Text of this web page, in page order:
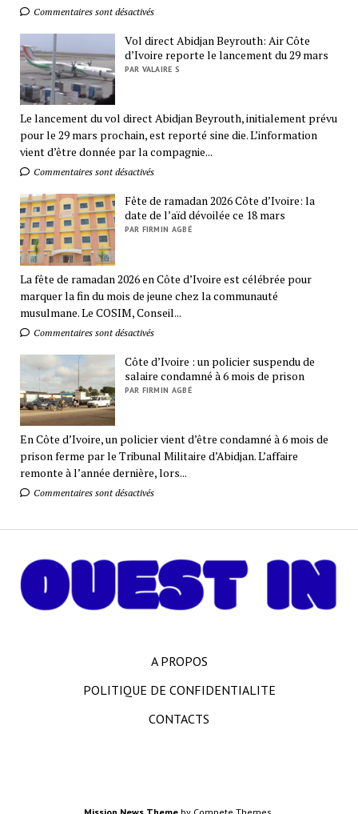
Commentaires sont désactivés
Vol direct Abidjan Beyrouth: Air Côte
d’Ivoire reporte le lancement du 29 mars
PAR VALAIRE S
Le lancement du vol direct Abidjan Beyrouth, initialement prévu
pour le 29 mars prochain, est reporté sine die. L’information
vient d’être donnée par la compagnie...
Commentaires sont désactivés
Fête de ramadan 2026 Côte d’Ivoire: la
date de l’aïd dévoilée ce 18 mars
PAR FIRMIN AGBÉ
La fête de ramadan 2026 en Côte d’Ivoire est célébrée pour
marquer la fin du mois de jeune chez la communauté
musulmane. Le COSIM, Conseil...
Commentaires sont désactivés
Côte d’Ivoire : un policier suspendu de
salaire condamné à 6 mois de prison
PAR FIRMIN AGBÉ
En Côte d’Ivoire, un policier vient d’être condamné à 6 mois de
prison ferme par le Tribunal Militaire d’Abidjan. L’affaire
remonte à l’année dernière, lors...
Commentaires sont désactivés
A PROPOS
POLITIQUE DE CONFIDENTIALITE
CONTACTS